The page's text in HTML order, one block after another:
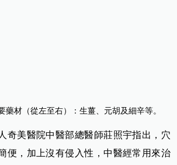
藥材（從左至右）：生薑、元胡及細辛等。
奇美醫院中醫部總醫師莊照宇指出，穴
便，加上沒有侵入性，中醫經常用來治